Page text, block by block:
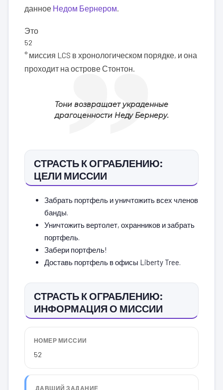
данное Недом Бернером
Это
52
° миссия LCS в хронологическом порядке, и она
проходит на острове Стонтон.
Тони возвращает украденные
драгоценности Неду Бернеру.
СТРАСТЬ К ОГРАБЛЕНИЮ:
ЦЕЛИ МИССИИ
Забрать портфель и уничтожить всех членов
банды.
Уничтожить вертолет, охранников и забрать
портфель.
Забери портфель!
Доставь портфель в офисы Liberty Tree.
СТРАСТЬ К ОГРАБЛЕНИЮ:
ИНФОРМАЦИЯ О МИССИИ
НОМЕР МИССИИ
52
ДАВШИЙ ЗАДАНИЕ